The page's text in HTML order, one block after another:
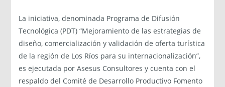
La iniciativa, denominada Programa de Difusión
Tecnológica (PDT) “Mejoramiento de las estrategias de
diseño, comercialización y validación de oferta turística
de la región de Los Ríos para su internacionalización”,
es ejecutada por Asesus Consultores y cuenta con el
respaldo del Comité de Desarrollo Productivo Fomento